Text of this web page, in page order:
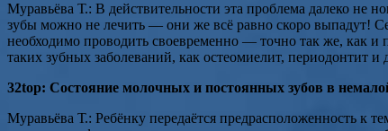
Муравьёва Т.: В действительности эта проблема далеко не
зубы можно не лечить — они же всё равно скоро выпадут!
необходимо проводить своевременно — точно так же, как и
таких зубных заболеваний, как остеомиелит, периодонтит и
32top: Состояние молочных и постоянных зубов в
Муравьёва Т.: Ребёнку передаётся предрасположенность к